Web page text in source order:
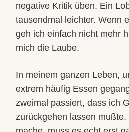
negative Kritik üben. Ein
tausendmal leichter. Wenn
geh ich einfach nicht mehr
mich die Laube.
In meinem ganzen Leben,
extrem häufig Essen
zweimal passiert, dass ich
zurückgehen lassen mußte.